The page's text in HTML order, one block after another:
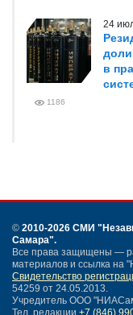
24
в
1186
© 2010-2026 СМИ
Самара".
Все права защищены —
материалов и ссылка на
Свидетельство
54259 от 24.05.2013.
Учредитель ООО
Тел. редакции +7 (846)